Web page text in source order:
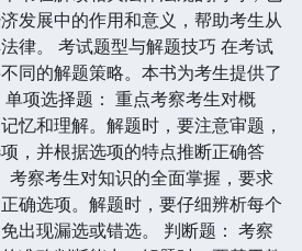
发展中的作用和意义，帮助考生从
律。 考试题型与解题技巧 在考试
同的解题策略。本书为考生提供了
项选择题： 重点考察考生对概
忆和理解。解题时，要注意审题，
，并根据选项的特点推断正确答
考察考生对知识的全面掌握，要求
确选项。解题时，要仔细辨析每个
出现漏选或错选。 判断题： 考察